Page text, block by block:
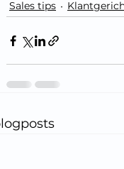
Sales tips